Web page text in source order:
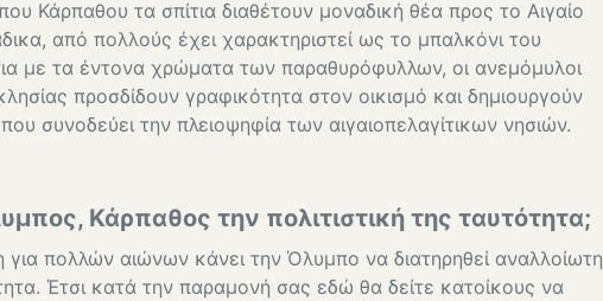
Κάρπαθου τα σπίτια διαθέτουν μοναδική θέα προς το Αιγαίο
από πολλούς έχει χαρακτηριστεί ως το μπαλκόνι του
με τα έντονα χρώματα των παραθυρόφυλλων, οι ανεμόμυλοι
προσδίδουν γραφικότητα στον οικισμό και δημιουργούν
συνοδεύει την πλειοψηφία των αιγαιοπελαγίτικων νησιών.
Κάρπαθος την πολιτιστική της ταυτότητα;
πολλών αιώνων κάνει την Όλυμπο να διατηρηθεί αναλλοίωτη
Έτσι κατά την παραμονή σας εδώ θα δείτε κατοίκους να